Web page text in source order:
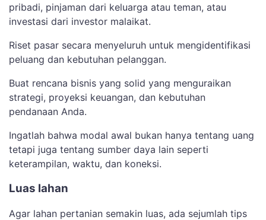
pribadi, pinjaman dari keluarga atau teman, atau
investasi dari investor malaikat.
Riset pasar secara menyeluruh untuk mengidentifikasi
peluang dan kebutuhan pelanggan.
Buat rencana bisnis yang solid yang menguraikan
strategi, proyeksi keuangan, dan kebutuhan
pendanaan Anda.
Ingatlah bahwa modal awal bukan hanya tentang uang
tetapi juga tentang sumber daya lain seperti
keterampilan, waktu, dan koneksi.
Luas lahan
Agar lahan pertanian semakin luas, ada sejumlah tips